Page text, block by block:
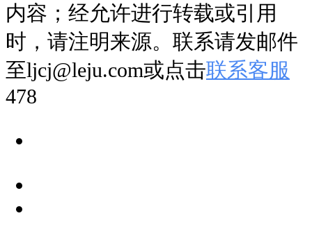
内容；经允许进行转载或引用
时，请注明来源。联系请发邮件
至ljcj@leju.com或点击联系客服
478